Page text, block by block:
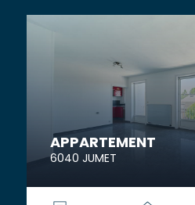
APPARTEMENT
6040 JUMET